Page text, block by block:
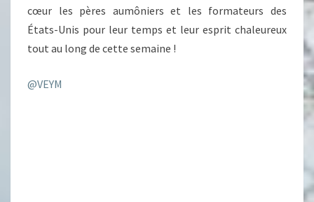
cœur les pères aumôniers et les formateurs des
États-Unis pour leur temps et leur esprit chaleureux
tout au long de cette semaine !
@VEYM